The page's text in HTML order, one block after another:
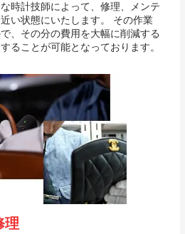
時計技師によって、修理、メンテ
い状態にいたします。 その作業
、その分の費用を大幅に削減する
ることが可能となっております。
理